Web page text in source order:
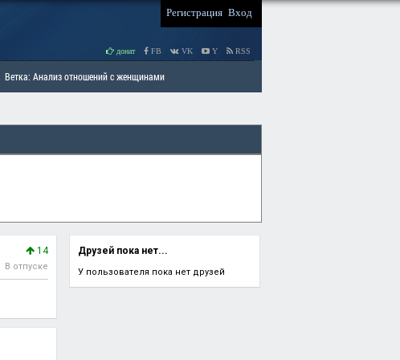
Регистрация Вход
донат FB VK Y RSS
Ветка: Анализ отношений с женщинами
14
В отпуске
Друзей пока нет...
У пользователя пока нет друзей